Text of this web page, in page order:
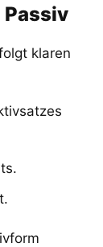
klaren